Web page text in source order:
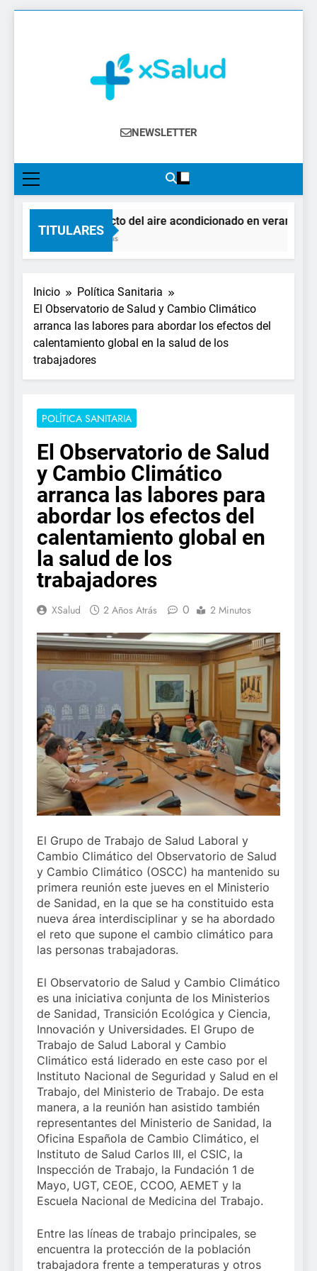
XSalud
Noticias Del Sector Salud. Congresos Y
Farmacéutica, Atención Primaria,
Especialistas, Farmacia, Etc…
NEWSLETTER
TITULARES
El impacto del aire acondicionado en verano:
4 Días Atrás
Inicio
Política Sanitaria
El Observatorio de Salud y Cambio Climático
arranca las labores para abordar los efectos del
calentamiento global en la salud de los
trabajadores
POLÍTICA SANITARIA
El Observatorio de Salud
y Cambio Climático
arranca las labores para
abordar los efectos del
calentamiento global en
la salud de los
trabajadores
XSalud 2 Años Atrás 0 2 Minutos
El Grupo de Trabajo de Salud Laboral y
Cambio Climático del Observatorio de Salud
y Cambio Climático (OSCC) ha mantenido su
primera reunión este jueves en el Ministerio
de Sanidad, en la que se ha constituido esta
nueva área interdisciplinar y se ha abordado
el reto que supone el cambio climático para
las personas trabajadoras.
El Observatorio de Salud y Cambio Climático
es una iniciativa conjunta de los Ministerios
de Sanidad, Transición Ecológica y Ciencia,
Innovación y Universidades. El Grupo de
Trabajo de Salud Laboral y Cambio
Climático está liderado en este caso por el
Instituto Nacional de Seguridad y Salud en el
Trabajo, del Ministerio de Trabajo. De esta
manera, a la reunión han asistido también
representantes del Ministerio de Sanidad, la
Oficina Española de Cambio Climático, el
Instituto de Salud Carlos III, el CSIC, la
Inspección de Trabajo, la Fundación 1 de
Mayo, UGT, CEOE, CCOO, AEMET y la
Escuela Nacional de Medicina del Trabajo.
Entre las líneas de trabajo principales, se
encuentra la protección de la población
trabajadora frente a temperaturas y otros